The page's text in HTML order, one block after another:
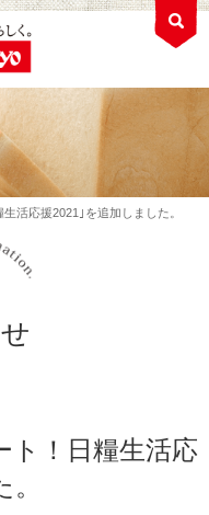
活応援2021｣を追加しました。
ト！日糧生活応